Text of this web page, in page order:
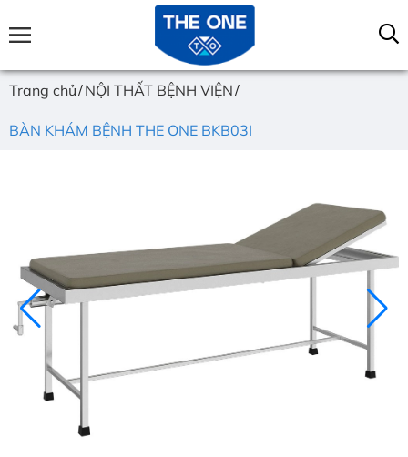
Trang chủ NỘI THẤT BỆNH VIỆN
BÀN KHÁM BỆNH THE ONE BKB03I